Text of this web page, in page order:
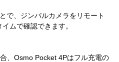
で、ジンバルカメラをリモート
ムで確認できます。
、Osmo Pocket 4Pはフル充電の